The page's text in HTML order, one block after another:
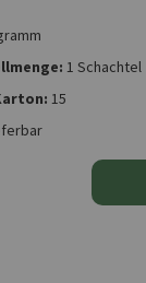
1 Schachtel
15